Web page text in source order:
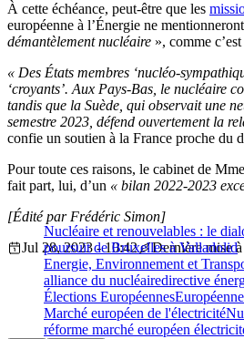
À cette échéance, peut-être que les
européenne à l’Énergie ne
démantèlement nucléaire », comme
« Des États membres ‘nucléo-
‘croyants’. Aux Pays-Bas, le nucléaire
tandis que la Suède, qui observait une
semestre 2023, défend ouvertement la
confie un soutien à la France proche du
Pour toute ces raisons, le cabinet de
fait part, lui, d’un « bilan 2022-2023
Nucléaire et renouvelables : le
poursuit de Bruxelles à Valladolid
[Édité par Frédéric Simon]
Jul 28, 2023 - 10:42
Dernière mise
Energie, Environnement et
alliance du nucléairedirective
Élections Européennes
Marché européen de l'électricité
réforme marché européen